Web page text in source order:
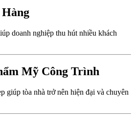
doanh nghiệp thu hút nhiều khách
Mỹ Công Trình
giúp tòa nhà trở nên hiện đại và chuyên